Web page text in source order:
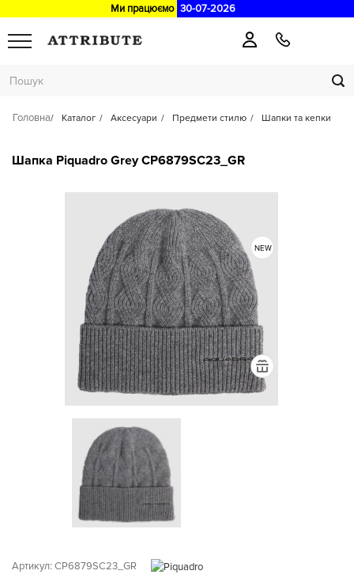
Ми працюємо 30-07-2026
Головна Каталог Аксесуари Предмети стилю Шапки та кепки
Шапка Piquadro Grey CP6879SC23_GR
NEW
Артикул: CP6879SC23_GR